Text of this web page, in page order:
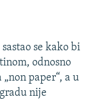
se kako bi
odnosno
paper“, a u
nije